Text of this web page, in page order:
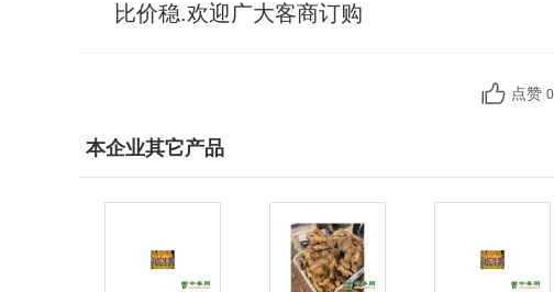
比价稳.欢迎广大客商订购
点赞 0
本企业其它产品